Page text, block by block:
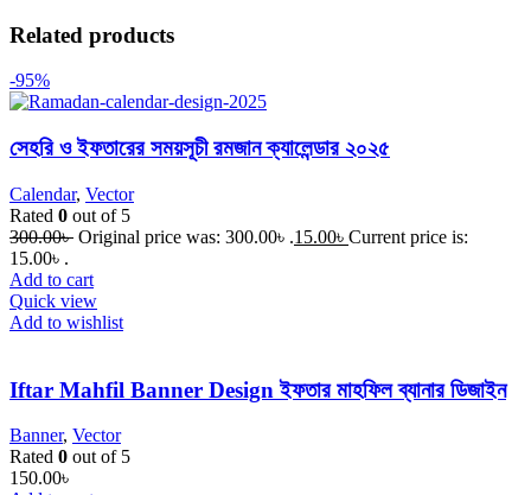
Related products
-95%
সেহরি ও ইফতারের সময়সূচী রমজান ক্যালেন্ডার ২০২৫
Calendar, Vector
Rated 0 out of 5
300.00৳ Original price was: 300.00৳ .15.00৳ Current price is:
15.00৳ .
Add to cart
Quick view
Add to wishlist
Iftar Mahfil Banner Design ইফতার মাহফিল ব্যানার ডিজাইন
Banner, Vector
Rated 0 out of 5
150.00৳